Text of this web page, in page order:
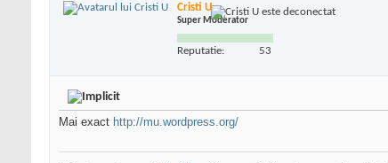
Cristi U
Super Moderator
Reputatie: 53
Mai exact http://mu.wordpress.org/